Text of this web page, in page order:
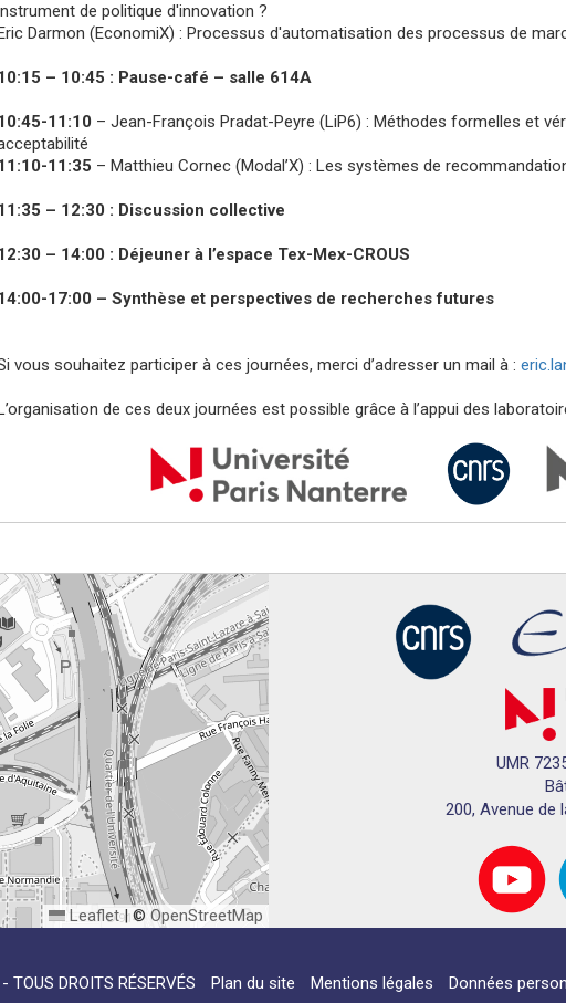
de politique d'innovation ?
Darmon (EconomiX) : Processus d'automatisation des processus de
– 10:45 : Pause-café – salle 614A
11:10 – Jean-François Pradat-Peyre (LiP6) : Méthodes formelles et
11:35 – Matthieu Cornec (Modal’X) : Les systèmes de
– 12:30 : Discussion collective
– 14:00 : Déjeuner à l’espace Tex-Mex-CROUS
17:00 – Synthèse et perspectives de recherches futures
vous souhaitez participer à ces journées, merci d’adresser un mail à :
de ces deux journées est possible grâce à l’appui des
Leaflet |© OpenStreetMap
UMR
200, Avenue de
DROITS RÉSERVÉS Plan du site Mentions légales Données